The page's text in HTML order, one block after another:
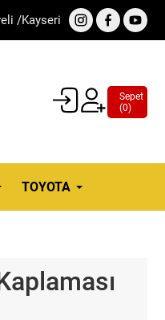
/Kayseri
Sepet
(0)
TOYOTA